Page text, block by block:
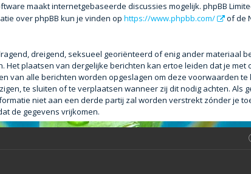
maakt internetgebaseerde discussies mogelijk. phpBB
over phpBB kun je vinden op https://www.phpbb.com/
of de
dreigend, seksueel georiënteerd of enig ander materiaal
plaatsen van dergelijke berichten kan ertoe leiden dat je
van alle berichten worden opgeslagen om deze voorwaarden te
te sluiten of te verplaatsen wanneer zij dit nodig achten. Als
niet aan een derde partij zal worden verstrekt zónder je
de gegevens vrijkomen.